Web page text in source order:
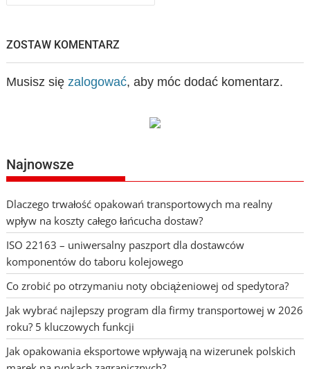
ZOSTAW KOMENTARZ
Musisz się zalogować, aby móc dodać komentarz.
Najnowsze
Dlaczego trwałość opakowań transportowych ma realny
wpływ na koszty całego łańcucha dostaw?
ISO 22163 – uniwersalny paszport dla dostawców
komponentów do taboru kolejowego
Co zrobić po otrzymaniu noty obciążeniowej od spedytora?
Jak wybrać najlepszy program dla firmy transportowej w 2026
roku? 5 kluczowych funkcji
Jak opakowania eksportowe wpływają na wizerunek polskich